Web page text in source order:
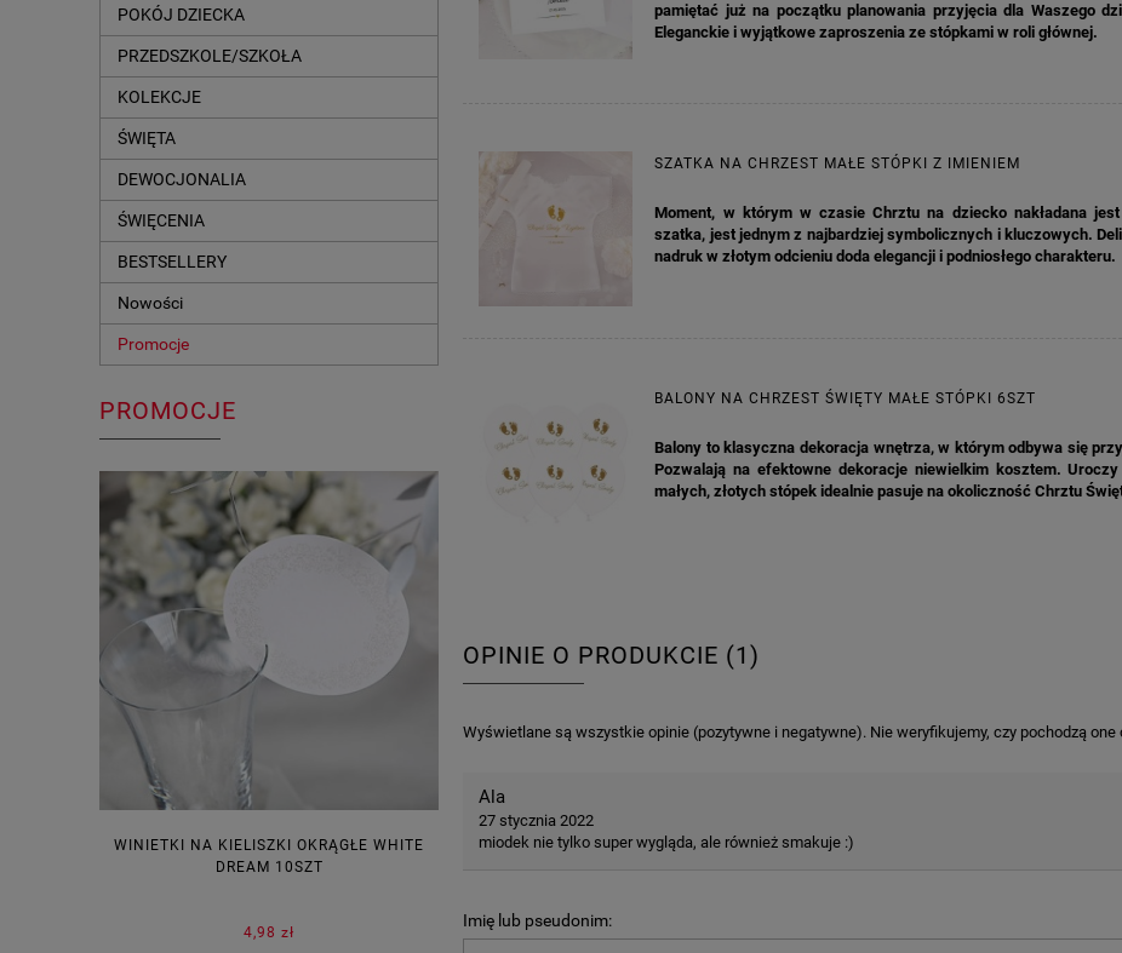
POKÓJ DZIECKA
PRZEDSZKOLE/SZKOŁA
KOLEKCJE
ŚWIĘTA
DEWOCJONALIA
ŚWIĘCENIA
BESTSELLERY
Nowości
Promocje
PROMOCJE
WINIETKI NA KIELISZKI OKRĄGŁE WHITE
DREAM 10SZT
4,98 zł
PUDEŁECZKA PODZIĘKOWANIE ZŁOTA
GIRLANDA BIAŁE PIÓRKA ZE ZŁOTEM
pamiętać już na początku planowania przyjęcia dla Waszego
Eleganckie i wyjątkowe zaproszenia ze stópkami w roli głównej.
SZATKA NA CHRZEST MAŁE STÓPKI Z IMIENIEM
Moment, w którym w czasie Chrztu na dziecko nakładana jest
szatka, jest jednym z najbardziej symbolicznych i kluczowych.
nadruk w złotym odcieniu doda elegancji i podniosłego charakteru.
BALONY NA CHRZEST ŚWIĘTY MAŁE STÓPKI 6SZT
Balony to klasyczna dekoracja wnętrza, w którym odbywa się
Pozwalają na efektowne dekoracje niewielkim kosztem.
małych, złotych stópek idealnie pasuje na okoliczność Chrztu
OPINIE O PRODUKCIE (1)
Wyświetlane są wszystkie opinie (pozytywne i negatywne). Nie weryfikujemy, czy pochodzą
Ala
27 stycznia 2022
miodek nie tylko super wygląda, ale również smakuje :)
Imię lub pseudonim: